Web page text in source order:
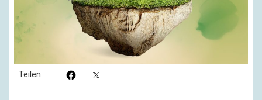
Lesesaal
Hörsaal
Kinosaal
Teilen: